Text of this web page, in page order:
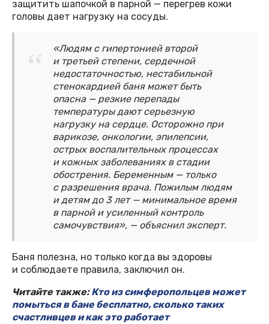
защитить шапочкой в парной — перегрев кожи
головы дает нагрузку на сосуды.
«Людям с гипертонией второй
и третьей степени, сердечной
недостаточностью, нестабильной
стенокардией баня может быть
опасна — резкие перепады
температуры дают серьезную
нагрузку на сердце. Осторожно при
варикозе, онкологии, эпилепсии,
острых воспалительных процессах
и кожных заболеваниях в стадии
обострения. Беременным — только
с разрешения врача. Пожилым людям
и детям до 3 лет — минимальное время
в парной и усиленный контроль
самочувствия», — объяснил эксперт.
Баня полезна, но только когда вы здоровы
и соблюдаете правила, заключил он.
Читайте также:Кто из симферопольцев может
помыться в бане бесплатно, сколько таких
счастливцев и как это работает